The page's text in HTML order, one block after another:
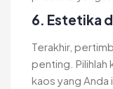
6. Estetika
Terakhir,
penting. Pilihlah
kaos yang Anda